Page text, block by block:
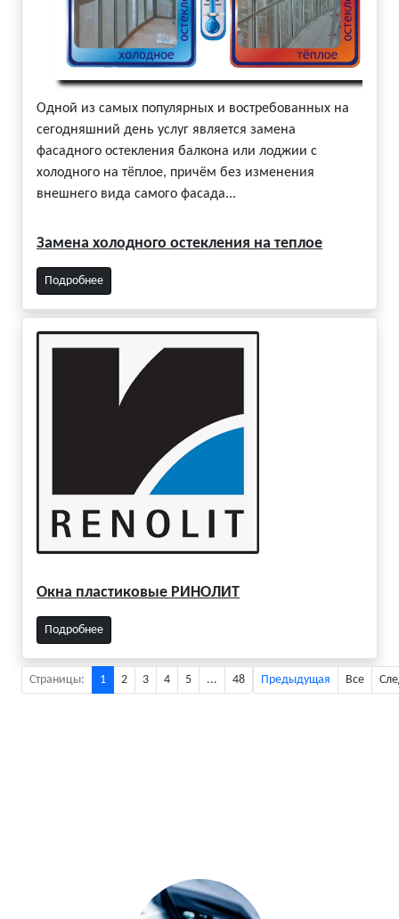
Одной из самых популярных и востребованных на
сегодняшний день услуг является замена
фасадного остекления балкона или лоджии с
холодного на тёплое, причём без изменения
внешнего вида самого фасада...
Замена холодного остекления на теплое
Подробнее
Окна пластиковые РИНОЛИТ
Подробнее
Страницы: 1 2 3 4 5 ... 48 Предыдущая Все